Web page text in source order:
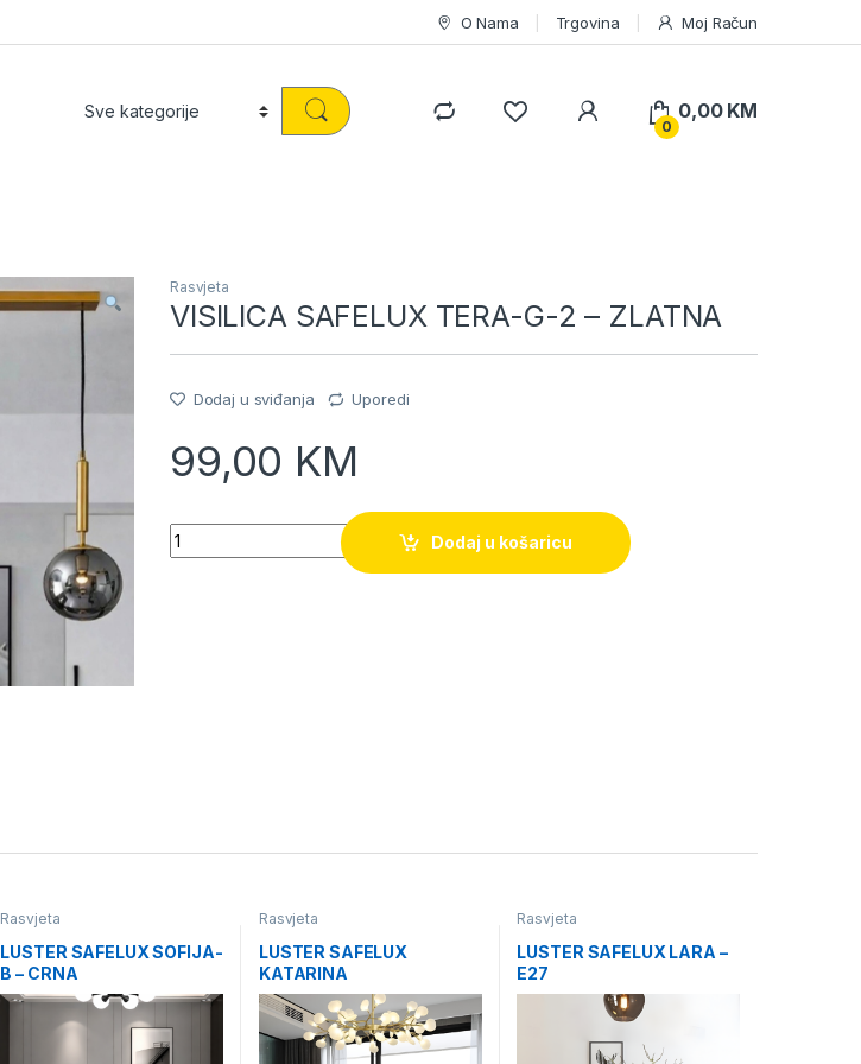
O Nama Trgovina Moj Račun
0
0,00 KM
Rasvjeta
VISILICA SAFELUX TERA-G-2 – ZLATNA
Dodaj u sviđanja Uporedi
99,00 KM
Quantity
Dodaj u košaricu
Rasvjeta
LUSTER SAFELUX SOFIJA-
B – CRNA
Rasvjeta
LUSTER SAFELUX
KATARINA
Rasvjeta
LUSTER SAFELUX LARA –
E27